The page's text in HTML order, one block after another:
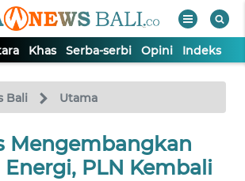
Khas Serba-serbi Opini Indeks
Bali Utama
Mengembangkan
Energi, PLN Kembali